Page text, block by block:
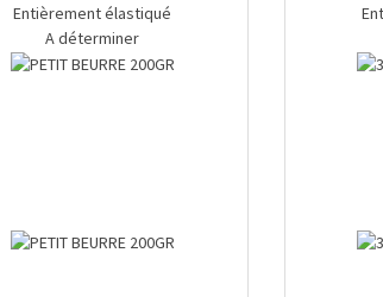
Entièrement élastiqué
A déterminer